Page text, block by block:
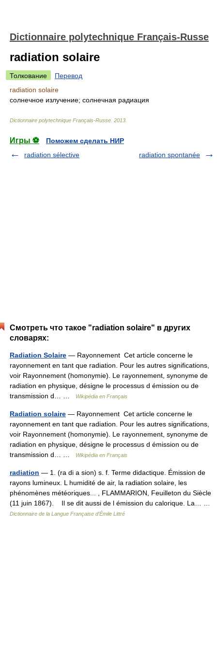
Dictionnaire polytechnique Français-Russe
radiation solaire
Толкование
Перевод
radiation solaire
солнечное излучение; солнечная радиация
Dictionnaire polytechnique Français-Russe 2013
Игры ⚽
Поможем сделать НИР
radiation sélective
radiation spontanée
Смотреть что такое "radiation solaire" в других
словарях:
Radiation Solaire — Rayonnement Cet article concerne le
rayonnement en tant que radiation. Pour les autres significations,
voir Rayonnement (homonymie). Le rayonnement, synonyme de
radiation en physique, désigne le processus d émission ou de
transmission d… …
Wikipédia en Français
Radiation solaire — Rayonnement Cet article concerne le
rayonnement en tant que radiation. Pour les autres significations,
voir Rayonnement (homonymie). Le rayonnement, synonyme de
radiation en physique, désigne le processus d émission ou de
transmission d… …
Wikipédia en Français
radiation — 1. (ra di a sion) s. f. Terme didactique. Émission de
rayons lumineux. L humidité de air, la radiation solaire, les
phénomènes météoriques... , FLAMMARION, Feuilleton du Siècle
(11 juin 1867). Il se dit aussi de l émission du calorique. La… …
Dictionnaire de la Langue Française d'Émile Littré